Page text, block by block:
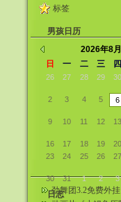
标签
男孩日历
2026年8月
日
一 二 三 四
26 27 28 29
30
2
3 4 5
6
9
10 11 12
13
16
17 18 19 20
23
24 25 26
27
30
31 1 2 3
日志
劲舞团3.2免费外